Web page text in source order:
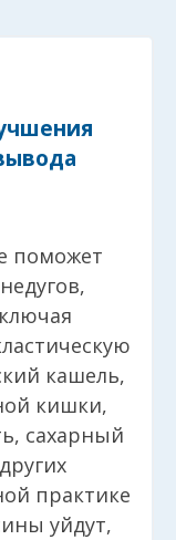
поможет
кашель,
кишки,
сахарный
практике
уйдут,